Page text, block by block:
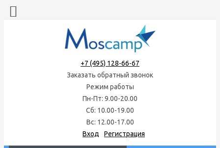
+7 (495) 128-66-67
Заказать обратный звонок
Режим работы
Пн-Пт: 9.00-20.00
Сб: 10.00-19.00
Вс: 12.00-17.00
Вход
Регистрация